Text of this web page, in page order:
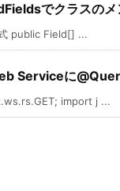
でクラスのメ
public Field[] ...
Serviceに
import j ...